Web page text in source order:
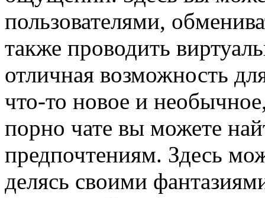
пользователями,
также проводить
отличная возможность
что-то новое и
порно чате вы можете
предпочтениям. Здесь
делясь своими